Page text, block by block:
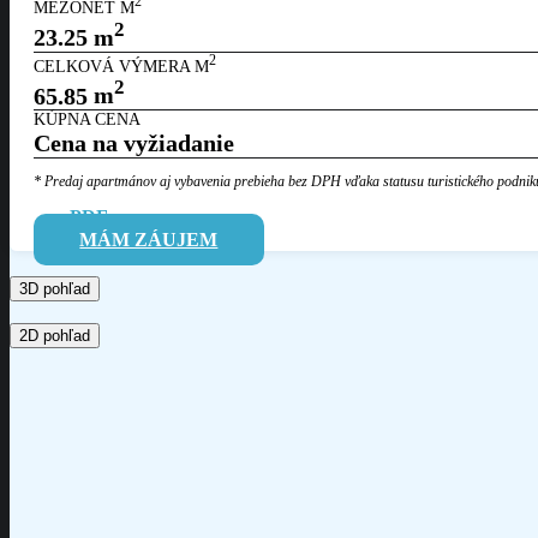
MEZONET M
23.25 m2
CELKOVÁ VÝMERA M2
65.85 m2
KÚPNA CENA
Cena na vyžiadanie
* Predaj apartmánov aj vybavenia prebieha bez DPH vďaka statusu turistického
PDF
MÁM ZÁUJEM
3D pohľad
2D pohľad